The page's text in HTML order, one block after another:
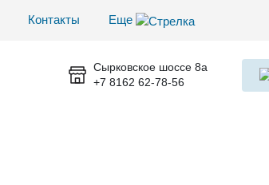
Контакты Еще
Сырковское шоссе 8а
+7 8162 62-78-56